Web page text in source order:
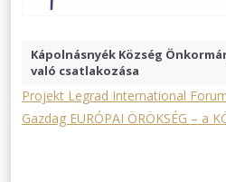
Kápolnásnyék Község
való csatlakozása
Projekt Legrad International
Gazdag EURÓPAI ÖRÖKSÉG – a